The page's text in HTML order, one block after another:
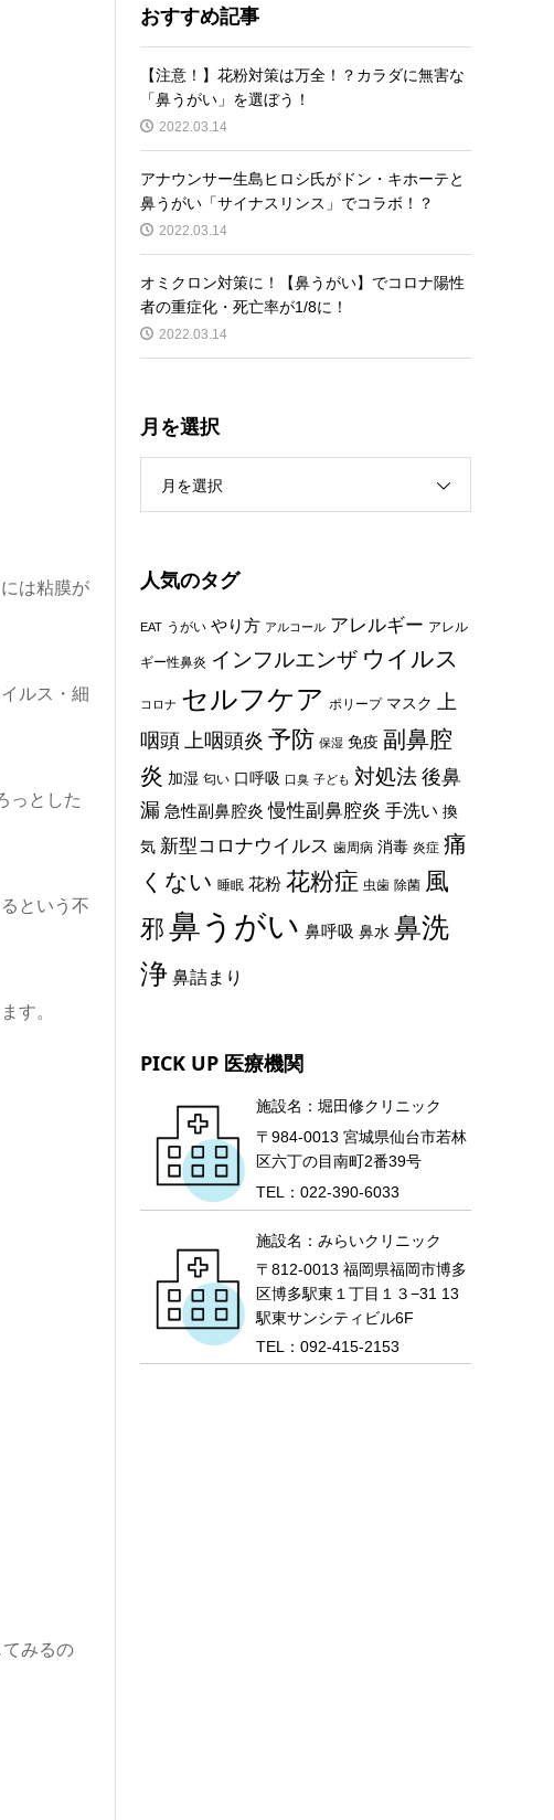
は粘膜が
ルス・細
っとした
という不
す。
みるの
おすすめ記事
【注意！】花粉対策は万全！？カラダに無害な
「鼻うがい」を選ぼう！
2022.03.14
アナウンサー生島ヒロシ氏がドン・キホーテと
鼻うがい「サイナスリンス」でコラボ！？
2022.03.14
オミクロン対策に！【鼻うがい】でコロナ陽性
者の重症化・死亡率が1/8に！
2022.03.14
月を選択
月を選択
人気のタグ
EAT うがい やり方 アルコール アレルギー アレル
ギー性鼻炎 インフルエンザ ウイルス
コロナ セルフケア ポリープ マスク
上
咽頭 上咽頭炎 予防 保湿 免疫 副鼻腔
炎 加湿 匂い 口呼吸 口臭 子ども 対処法 後鼻
漏 急性副鼻腔炎 慢性副鼻腔炎 手洗い 換
気 新型コロナウイルス 歯周病 消毒 炎症 痛
くない 睡眠 花粉 花粉症 虫歯 除菌 風
邪 鼻うがい 鼻呼吸 鼻水 鼻洗
浄 鼻詰まり
PICK UP 医療機関
施設名：堀田修クリニック
〒984-0013 宮城県仙台市若林
区六丁の目南町2番39号
TEL：022-390-6033
施設名：みらいクリニック
〒812-0013 福岡県福岡市博多
区博多駅東１丁目１３−31 13
駅東サンシティビル6F
TEL：092-415-2153